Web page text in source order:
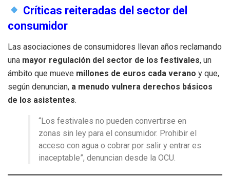
Críticas reiteradas del sector del
consumidor
Las asociaciones de consumidores llevan años reclamando
una mayor regulación del sector de los festivales, un
ámbito que mueve millones de euros cada verano y que,
según denuncian, a menudo vulnera derechos básicos
de los asistentes.
“Los festivales no pueden convertirse en
zonas sin ley para el consumidor. Prohibir el
acceso con agua o cobrar por salir y entrar es
inaceptable”, denuncian desde la OCU.